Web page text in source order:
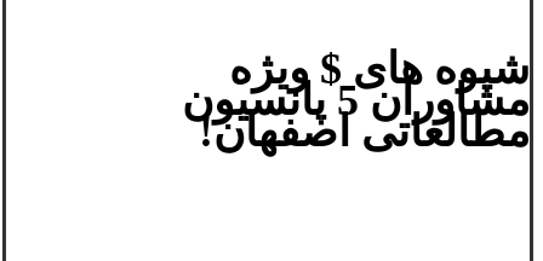
شیوه های $ ویژه
مشاوران 5 پانسیون
مطالعاتی اصفهان!